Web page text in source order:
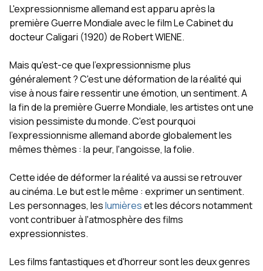
L'expressionnisme allemand est apparu après la
première Guerre Mondiale avec le film Le Cabinet du
docteur Caligari (1920) de Robert WIENE.
Mais qu'est-ce que l'expressionnisme plus
généralement ? C'est une déformation de la réalité qui
vise à nous faire ressentir une émotion, un sentiment. A
la fin de la première Guerre Mondiale, les artistes ont une
vision pessimiste du monde. C'est pourquoi
l'expressionnisme allemand aborde globalement les
mêmes thèmes : la peur, l'angoisse, la folie.
Cette idée de déformer la réalité va aussi se retrouver
au cinéma. Le but est le même : exprimer un sentiment.
Les personnages, leslumièreset les décors notamment
vont contribuer à l'atmosphère des films
expressionnistes.
Les films fantastiques et d'horreur sont les deux genres